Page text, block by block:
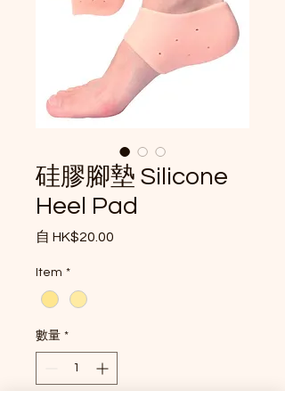
硅膠腳墊 Silicone
Heel Pad
自 HK$20.00
Item *
數量 *